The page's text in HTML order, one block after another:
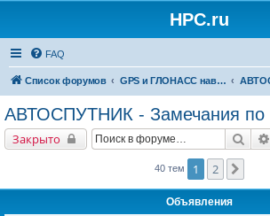
HPC.ru
FAQ
Список форумов GPS и ГЛОНАСС навигация и оборудование для навигации
АВТОСПУТНИК - Замечания по
Закрыто Поиск
40 тем 1 2
Объявления